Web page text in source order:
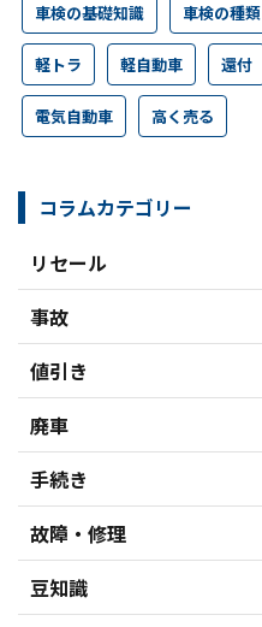
車検の基礎知識 車検の種類
軽トラ 軽自動車 還付
電気自動車 高く売る
コラムカテゴリー
リセール
事故
値引き
廃車
手続き
故障・修理
豆知識